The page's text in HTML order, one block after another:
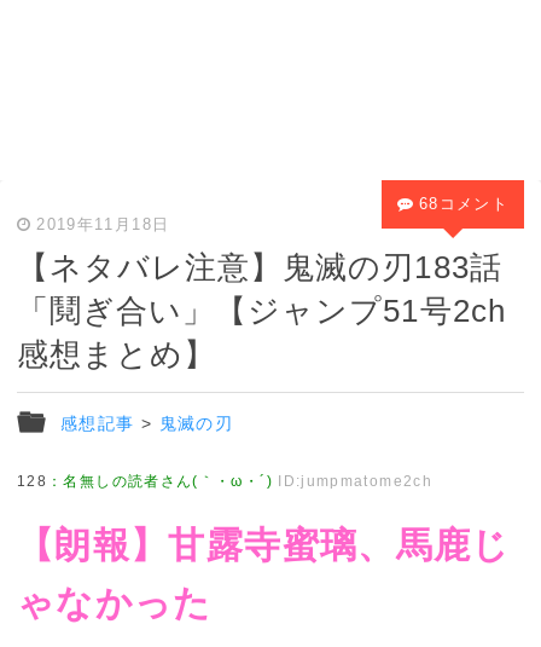
2019年11月18日
【ネタバレ注意】鬼滅の刃183話
「鬩ぎ合い」【ジャンプ51号2ch
感想まとめ】
感想記事 > 鬼滅の刃
68コメント
128 ：名無しの読者さん(｀・ω・´) ID:jumpmatome2ch
【朗報】甘露寺蜜璃、馬鹿じ
ゃなかった